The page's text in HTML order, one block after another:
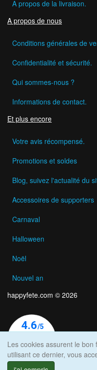
A propos de la livraison.
A propos de nous
Conditions générales de
Confidentialité et sécurité.
Qui sommes-nous ?
Informations de contact.
Et plus encore
Votre avis récompensé.
Promotions et soldes
Blog, suivez l'actualité du
Accessoires de supporters
Carnaval
Halloween
Noël
Nouvel an
happyfete.com © 2026
Les cookies assurent le
utilisant ce dernier, vous